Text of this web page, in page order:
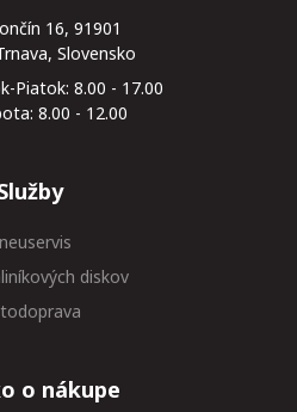
16, 91901
Slovensko
Piatok: 8.00 - 17.00
8.00 - 12.00
diskov
o nákupe